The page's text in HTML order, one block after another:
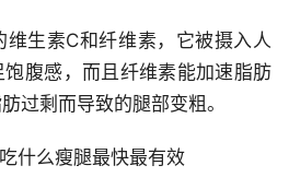
生素C和纤维素，它被摄入人
腹感，而且纤维素能加速脂肪
过剩而导致的腿部变粗。